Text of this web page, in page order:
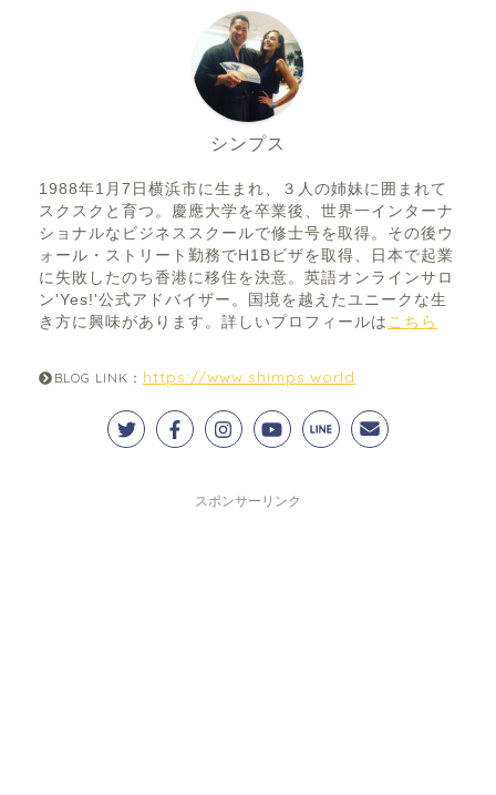
シンプス
1988年1月7日横浜市に生まれ、３人の姉妹に囲まれて
スクスクと育つ。慶應大学を卒業後、世界一インターナ
ショナルなビジネススクールで修士号を取得。その後ウ
ォール・ストリート勤務でH1Bビザを取得、日本で起業
に失敗したのち香港に移住を決意。英語オンラインサロ
ン'Yes!'公式アドバイザー。国境を越えたユニークな生
き方に興味があります。詳しいプロフィールは こちら
BLOG LINK： https://www.shimps.world
スポンサーリンク